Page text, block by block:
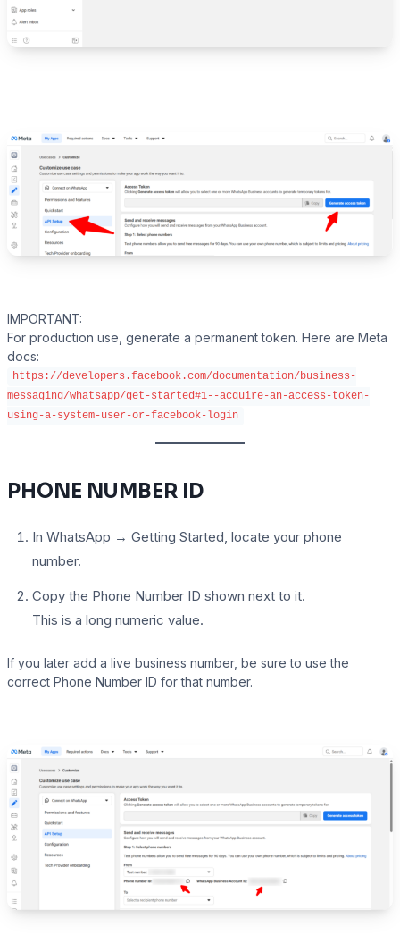
IMPORTANT:
For production use, generate a permanent token. Here are Meta
docs:
https://developers.facebook.com/documentation/business-
messaging/whatsapp/get-started#1--acquire-an-access-token-
using-a-system-user-or-facebook-login
PHONE NUMBER ID
In WhatsApp → Getting Started, locate your phone
number.
Copy the Phone Number ID shown next to it.
This is a long numeric value.
If you later add a live business number, be sure to use the
correct Phone Number ID for that number.